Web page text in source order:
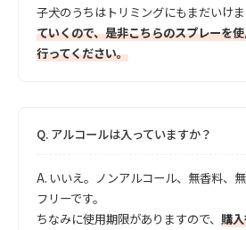
子犬のうちはトリミングにもまだいけま
ていくので、是非こちらのスプレーを
行ってください。
Q. アルコールは入っていますか？
A. いいえ。ノンアルコール、無香料、
フリーです。
ちなみに使用期限がありますので、 購